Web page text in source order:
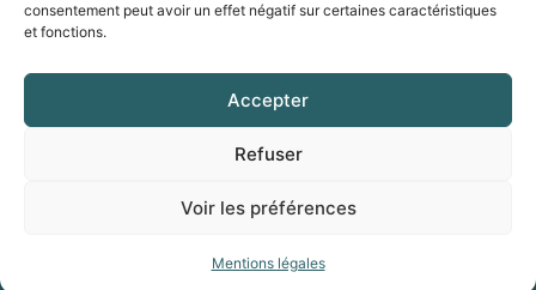
consentement peut avoir un effet négatif sur certaines caractéristiques
et fonctions.
Accepter
Refuser
Voir les préférences
Mentions légales
Rhône